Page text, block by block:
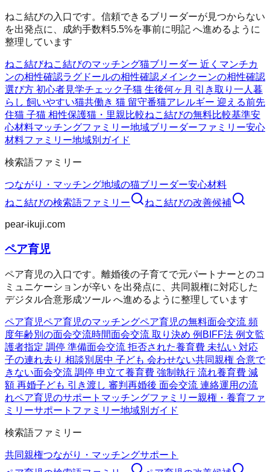
ねこ結びの入口です。信頼できるブリーダーが見つからない
を出発点に、成約手数料5.5%を事前に明記 へ進めるように
整理しています
ねこ結びねこ結びのマッチング猫ブリーダー 近く マンチカ
ンの相性確認ラグドールの相性確認 メインクーンの相性確認
選び方 初心者見学チェック子猫 生後何ヶ月 引き取り 一人暮
らし 飼いやすい猫共働き 猫 留守番猫アレルギー 迎える前先
住猫 子猫 相性保護猫・里親比較ねこ結びの無料比較基準安
心材料マッチングファミリー地域ブリーダーファミリー安心
材料ファミリー地域別ガイド
検索語ファミリー
つながり・マッチング地域の猫ブリーダー安心材料
ねこ結びの検索語ファミリー ねこ結びの改善候補
pear-ikuji.com
ペア育児
ペア育児の入口です。離婚後の子育てで元パートナーとのコ
ミュニケーションが辛い を出発点に、共同親権に対応した
デジタル合意形成ツール へ進めるように整理しています
ペア育児ペア育児のマッチングペア育児の無料面会交流 頻
度年齢別の面会交流時間面会交流 取り決め 例 BIFF法 例文監
護者指定 調停 準備面会交流 拒否された養育費 未払い 対応
子の連れ去り 相談別居中 子ども 会わせない共同親権 合意で
きない面会交流 調停 申立て養育費 強制執行 流れ養育費 減
額 再婚子ども 引き渡し 審判 再婚後 面会交流 連絡運用の流
れペア育児のサポート マッチングファミリー親権・養育ファ
ミリーサポートファミリー地域別ガイド
検索語ファミリー
共同親権つながり・マッチングサポート